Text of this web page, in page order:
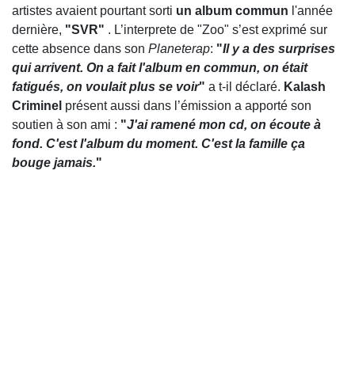
artistes avaient pourtant sorti un album commun l'année
dernière, "SVR" . L’interprete de "Zoo" s’est exprimé sur
cette absence dans son Planeterap: "Il y a des surprises
qui arrivent. On a fait l'album en commun, on était
fatigués, on voulait plus se voir" a t-il déclaré. Kalash
Criminel présent aussi dans l’émission a apporté son
soutien à son ami : "J'ai ramené mon cd, on écoute à
fond. C'est l'album du moment. C'est la famille ça
bouge jamais."